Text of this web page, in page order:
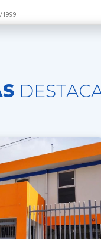
1999 —